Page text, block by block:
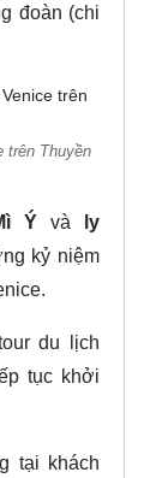
đoàn (chi
trên Thuyền
Ý và
ly
kỷ niệm
du lịch
tục khởi
tại khách